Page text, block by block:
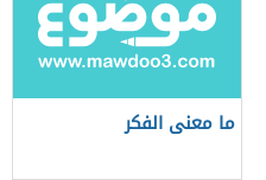
ما معنى الفكر